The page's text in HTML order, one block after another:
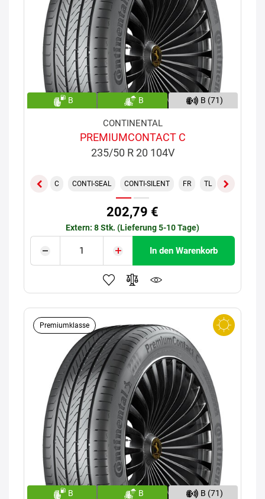
B B B (71)
CONTINENTAL
PREMIUMCONTACT C
235/50 R 20 104V
C CONTI-SEAL CONTI-SILENT FR TL XL
202,79 €
Extern: 8 Stk. (Lieferung 5-10 Tage)
In den Warenkorb
Premiumklasse
B B B (71)